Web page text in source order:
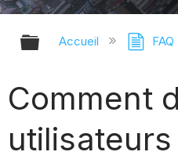
Développer/
Accueil FAQ
Comment